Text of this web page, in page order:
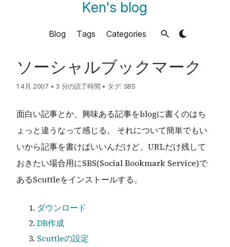
Ken's blog
Blog Tags Categories
ソーシャルブックマーク
1 4月 2007 • 3 分の読了時間 • タグ: SBS
面白い記事とか、興味ある記事をblogに書くのはち
ょっと違うなって感じる。 それについて簡単でもい
いから記事を書けばいいんだけど、URLだけ残して
おきたい場合用にSBS(Social Bookmark Service)で
あるScuttleをインストールする。
ダウンロード
DB作成
Scuttleの設定